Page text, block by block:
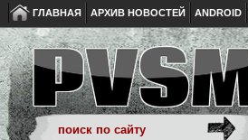
ГЛАВНАЯ АРХИВ НОВОСТЕЙ ANDROID